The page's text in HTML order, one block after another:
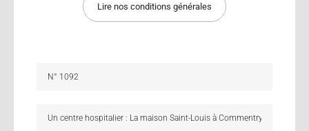
Lire nos conditions générales